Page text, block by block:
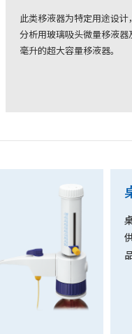
此类移液器为特定用途设计
分析用玻璃吸头微量移液器
毫升的超大容量移液器。